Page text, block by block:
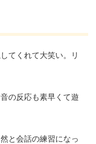
てくれて大笑い。リ
の反応も素早くて遊
と会話の練習になっ